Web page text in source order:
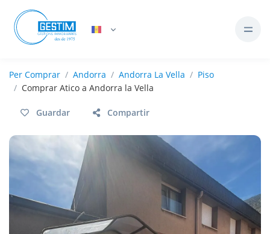
Per Comprar Andorra Andorra La Vella
Piso
Comprar Atico a Andorra la Vella
Guardar Compartir